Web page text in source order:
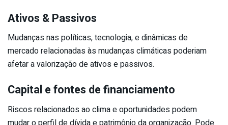
Ativos & Passivos
Mudanças nas políticas, tecnologia, e dinâmicas de
mercado relacionadas às mudanças climáticas poderiam
afetar a valorização de ativos e passivos.
Capital e fontes de financiamento
Riscos relacionados ao clima e oportunidades podem